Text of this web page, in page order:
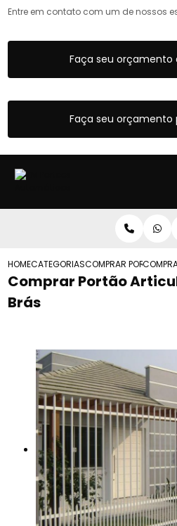
Entre em contato com um de nossos
Faça seu orçamento
Faça seu orçamento
HOMECATEGORIASCOMPRAR PORTOES
Comprar Portão
Brás